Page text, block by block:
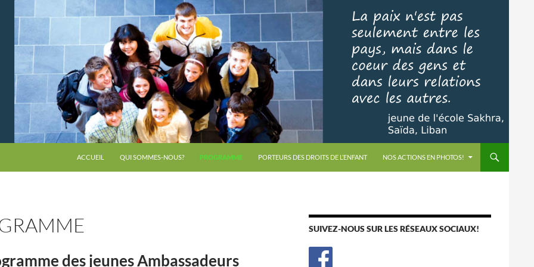
ACCUEIL QUI SOMMES-NOUS? PROGRAMME PORTEURS DES DROITS DE L’ENFANT NOS ACTIONS EN PHOTOS!
des jeunes Ambassadeurs
SUIVEZ-NOUS SUR LES RÉSEAUX SOCIAUX!